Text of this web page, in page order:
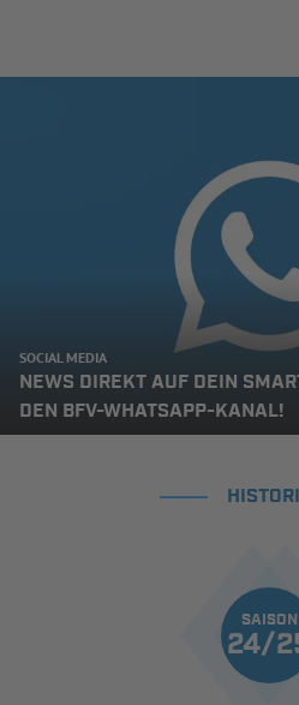
SOCIAL MEDIA
NEWS DIREKT AUF DEIN
DEN BFV-WHATSAPP-KANAL!
SAISON
24/